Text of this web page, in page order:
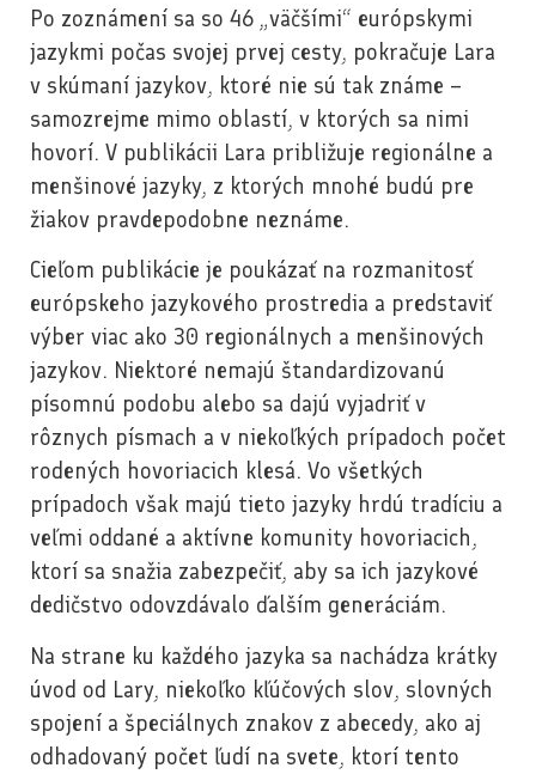
Po zoznámení sa so 46 „väčšími“ európskymi
jazykmi počas svojej prvej cesty, pokračuje Lara
v skúmaní jazykov, ktoré nie sú tak známe –
samozrejme mimo oblastí, v ktorých sa nimi
hovorí. V publikácii Lara približuje regionálne a
menšinové jazyky, z ktorých mnohé budú pre
žiakov pravdepodobne neznáme.
Cieľom publikácie je poukázať na rozmanitosť
európskeho jazykového prostredia a predstaviť
výber viac ako 30 regionálnych a menšinových
jazykov. Niektoré nemajú štandardizovanú
písomnú podobu alebo sa dajú vyjadriť v
rôznych písmach a v niekoľkých prípadoch počet
rodených hovoriacich klesá. Vo všetkých
prípadoch však majú tieto jazyky hrdú tradíciu a
veľmi oddané a aktívne komunity hovoriacich,
ktorí sa snažia zabezpečiť, aby sa ich jazykové
dedičstvo odovzdávalo ďalším generáciám.
Na strane ku každého jazyka sa nachádza krátky
úvod od Lary, niekoľko kľúčových slov, slovných
spojení a špeciálnych znakov z abecedy, ako aj
odhadovaný počet ľudí na svete, ktorí tento